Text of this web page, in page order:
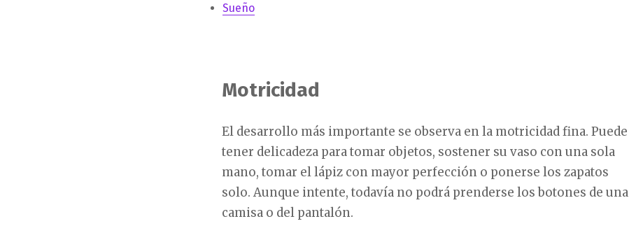
Sueño
Motricidad
El desarrollo más importante se observa en la motricidad fina. Puede
tener delicadeza para tomar objetos, sostener su vaso con una sola
mano, tomar el lápiz con mayor perfección o ponerse los zapatos
solo. Aunque intente, todavía no podrá prenderse los botones de una
camisa o del pantalón.